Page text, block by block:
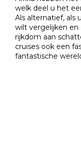
welk deel u het
Als alternatief, als
wilt vergelijken
rijkdom aan
cruises ook een
fantastische